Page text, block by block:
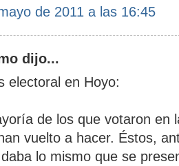
de 2011 a las 16:45
dijo...
electoral en Hoyo:
de los que votaron en
vuelto a hacer. Éstos,
lo mismo que se